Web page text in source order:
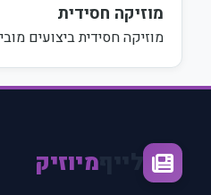
מוזיקה חסידית
מוזיקה חסידית ביצועים
מיוזיק